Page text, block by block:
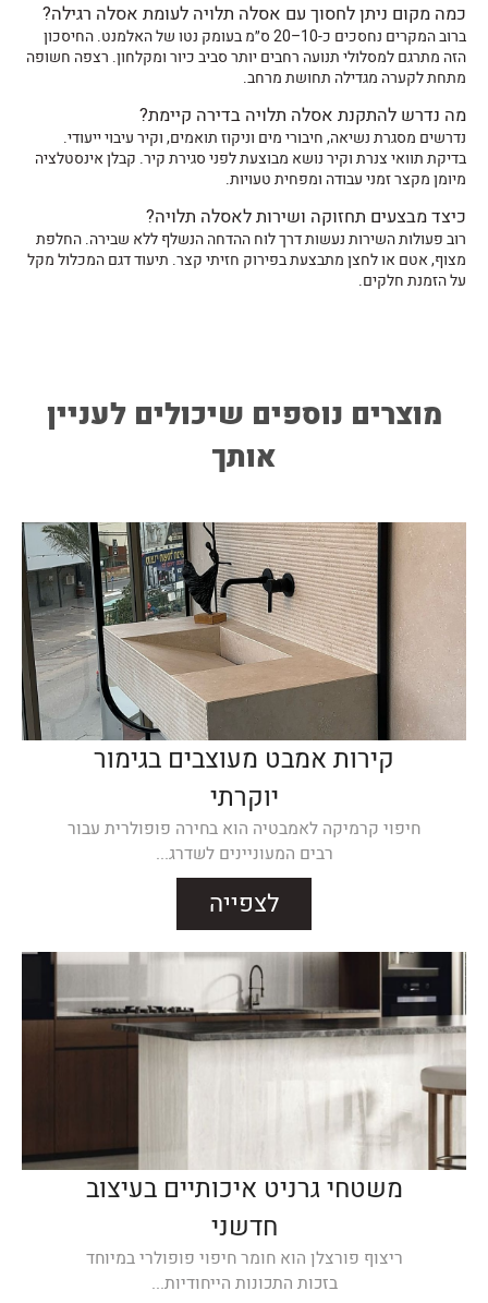
כמה מקום ניתן לחסוך עם אסלה תלויה לעומת אסלה רגילה?
ברוב המקרים נחסכים כ-10–20 ס״מ בעומק נטו של האלמנט. החיסכון
הזה מתרגם למסלולי תנועה רחבים יותר סביב כיור ומקלחון. רצפה חשופה
מתחת לקערה מגדילה תחושת מרחב.
מה נדרש להתקנת אסלה תלויה בדירה קיימת?
נדרשים מסגרת נשיאה, חיבורי מים וניקוז תואמים, וקיר עיבוי ייעודי.
בדיקת תוואי צנרת וקיר נושא מבוצעת לפני סגירת קיר. קבלן אינסטלציה
מיומן מקצר זמני עבודה ומפחית טעויות.
כיצד מבצעים תחזוקה ושירות לאסלה תלויה?
רוב פעולות השירות נעשות דרך לוח ההדחה הנשלף ללא שבירה. החלפת
מצוף, אטם או לחצן מתבצעת בפירוק חזיתי קצר. תיעוד דגם המכלול מקל
על הזמנת חלקים.
מוצרים נוספים שיכולים לעניין
אותך
קירות אמבט מעוצבים בגימור
יוקרתי
חיפוי קרמיקה לאמבטיה הוא בחירה פופולרית עבור
רבים המעוניינים לשדרג...
לצפייה
משטחי גרניט איכותיים בעיצוב
חדשני
ריצוף פורצלן הוא חומר חיפוי פופולרי במיוחד
בזכות התכונות הייחודיות...